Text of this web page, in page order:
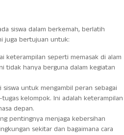
siswa dalam berkemah, berlatih
juga bertujuan untuk:
keterampilan seperti memasak di alam
tidak hanya berguna dalam kegiatan
untuk mengambil peran sebagai
kelompok. Ini adalah keterampilan
depan.
pentingnya menjaga kebersihan
sekitar dan bagaimana cara